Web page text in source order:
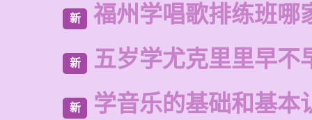
新 福州学唱歌排练班哪
新 五岁学尤克里里早不
新 学音乐的基础和基本